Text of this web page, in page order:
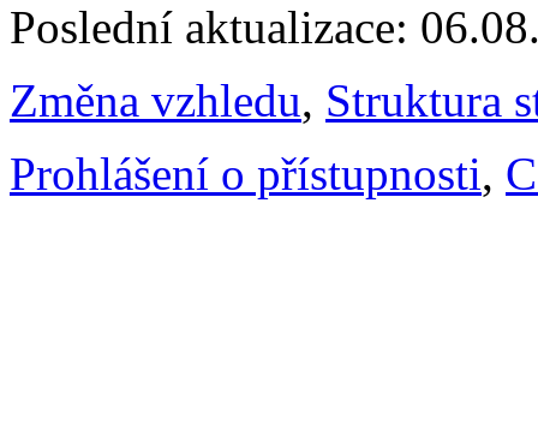
Poslední aktualizace:
Změna vzhledu, Struktura
Prohlášení o přístupnosti,